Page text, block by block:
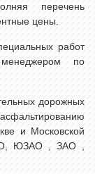
перечень
цены.
работ
менеджером по
дорожных
и Московской
ЮЗАО , ЗАО ,